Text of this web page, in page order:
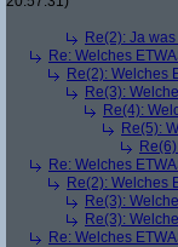
Re(2): Ja
Re: Welches
Re(2): Welches
Re(3):
Re(4):
Re(5):
Re: Welches
Re(2): Welches
Re(3):
Re(3):
Re: Welches